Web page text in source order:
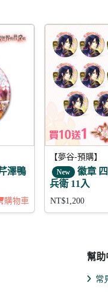
澤鴨
購物車
【夢谷-預購】
New 徽章
兵衛 11入
NT$1,200
幫助
常